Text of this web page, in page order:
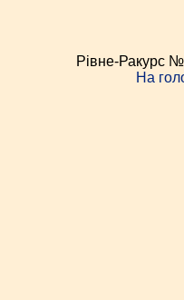
Рівне-Ракурс
На